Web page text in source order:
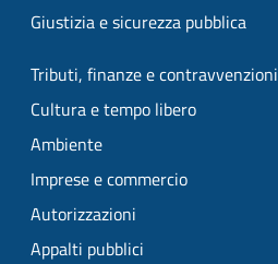
Giustizia e sicurezza pubblica
Tributi, finanze e contravvenzioni
Cultura e tempo libero
Ambiente
Imprese e commercio
Autorizzazioni
Appalti pubblici